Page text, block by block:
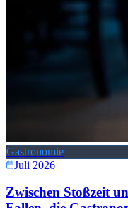
Gastronomie
Juli 2026
Zwischen Stoßzeit